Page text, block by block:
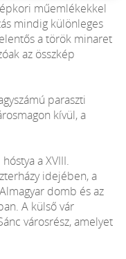
műemlékekkel
mindig különleges
a török minaret
az összkép
paraszti
kívül, a
a XVIII.
idejében, a
domb és az
A külső vár
városrész, amelyet